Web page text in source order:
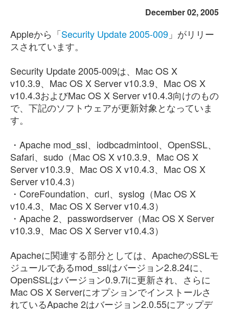
December 02, 2005
Appleから「Security Update 2005-009 」がリリー
スされています。
Security Update 2005-009は、Mac OS X
v10.3.9、Mac OS X Server v10.3.9、Mac OS X
v10.4.3およびMac OS X Server v10.4.3向けのもの
で、下記のソフトウェアが更新対象となっていま
す。
・Apache mod_ssl、iodbcadmintool、OpenSSL、
Safari、sudo（Mac OS X v10.3.9、Mac OS X
Server v10.3.9、Mac OS X v10.4.3、Mac OS X
Server v10.4.3）
・CoreFoundation、curl、syslog（Mac OS X
v10.4.3、Mac OS X Server v10.4.3）
・Apache 2、passwordserver（Mac OS X Server
v10.3.9、Mac OS X Server v10.4.3）
Apacheに関連する部分としては、ApacheのSSLモ
ジュールであるmod_sslはバージョン2.8.24に、
OpenSSLはバージョン0.9.7iに更新され、さらに
Mac OS X Serverにオプションでインストールさ
れているApache 2はバージョン2.0.55にアップデ